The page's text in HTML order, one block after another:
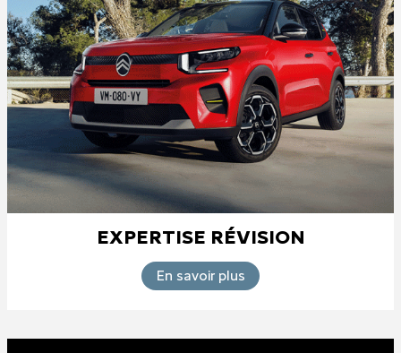
EXPERTISE RÉVISION
En savoir plus